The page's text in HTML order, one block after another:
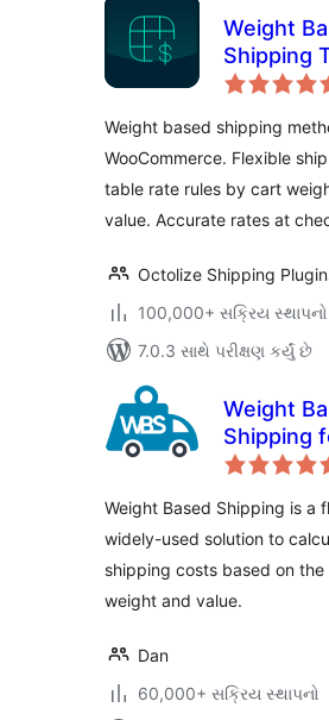
Weight
Shipping
for
Weight based shipping
WooCommerce. Flexible
table rate rules by cart
value. Accurate rates at
Octolize Shipping
100,000+ સક્રિય સ્થાપનો
7.0.3 સાથે પરીક્ષણ કર્યું છે
Weight
Shipping
Weight Based Shipping is a
widely-used solution to
shipping costs based on
weight and value.
Dan
60,000+ સક્રિય સ્થાપનો